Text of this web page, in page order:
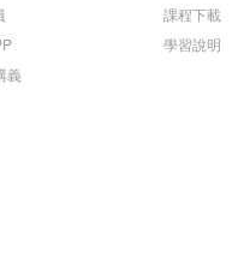
義
課程下載
學習說明